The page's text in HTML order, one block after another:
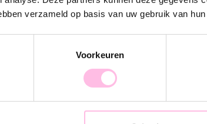
verzameld op basis van uw gebruik van
Voorkeuren